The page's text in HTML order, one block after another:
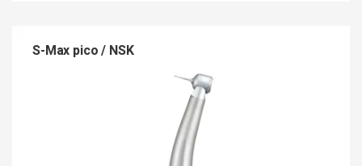
S-Max pico / NSK